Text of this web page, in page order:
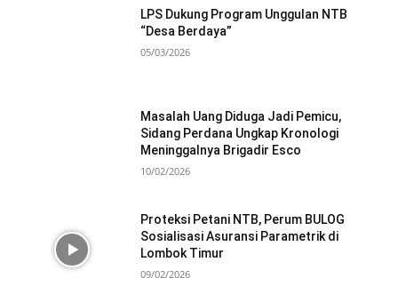
LPS Dukung Program Unggulan NTB
“Desa Berdaya”
05/03/2026
Masalah Uang Diduga Jadi Pemicu,
Sidang Perdana Ungkap Kronologi
Meninggalnya Brigadir Esco
10/02/2026
Proteksi Petani NTB, Perum BULOG
Sosialisasi Asuransi Parametrik di
Lombok Timur
09/02/2026